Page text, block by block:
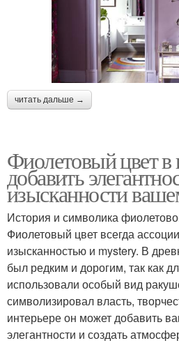
читать дальше →
Фиолетовый цвет в
добавить
изысканности
История и символика
Фиолетовый цвет всегда
изысканностью и mystery. В
был редким и дорогим, так как
использовали особый вид
символизировал власть,
интерьере он может добавить
элегантности и создать